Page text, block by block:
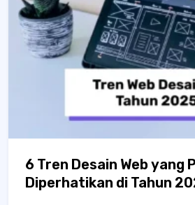
Sebelum memulai, pastikan:
6 Tren Desain Web yang
Diperhatikan di Tahun